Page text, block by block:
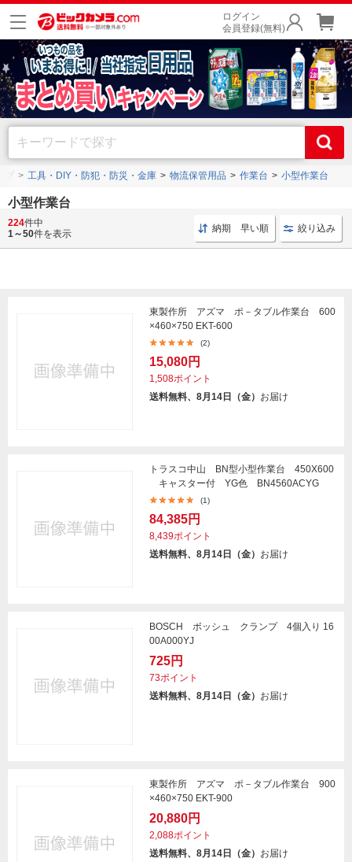
ログイン
会員登録(無料)
プ 工具・DIY・防犯・防災・金庫 物流保管用品 作業台 小型作業台
小型作業台
サカエや
などの人気メーカーの小型作業台を豊富に品揃え。
キャスター付きの商品
224件中
1～50件を表示 納期 早い順 絞り込み
東製作所 アズマ ポ－タブル作業台 600
×460×750 EKT-600
(2)
15,080円
1,508ポイント
送料無料、8月14日（金） お届け
トラスコ中山 BN型小型作業台 450X600
キャスター付 YG色 BN4560ACYG
(1)
84,385円
8,439ポイント
送料無料、8月14日（金） お届け
BOSCH ボッシュ クランプ 4個入り 16
00A000YJ
725円
73ポイント
送料無料、8月14日（金） お届け
東製作所 アズマ ポ－タブル作業台 900
×460×750 EKT-900
20,880円
2,088ポイント
送料無料、8月14日（金） お届け